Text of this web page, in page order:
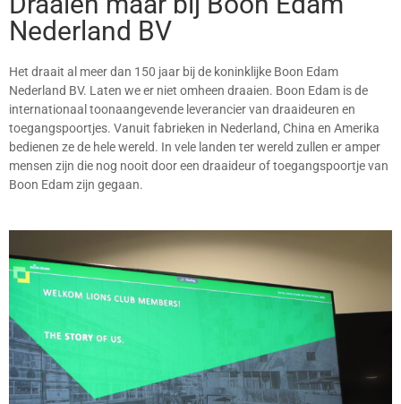
Nederland BV
Het draait al meer dan 150 jaar bij de koninklijke Boon Edam
Nederland BV. Laten we er niet omheen draaien. Boon Edam is de
internationaal toonaangevende leverancier van draaideuren en
toegangspoortjes. Vanuit fabrieken in Nederland, China en Amerika
bedienen ze de hele wereld. In vele landen ter wereld zullen er amper
mensen zijn die nog nooit door een draaideur of toegangspoortje van
Boon Edam zijn gegaan.